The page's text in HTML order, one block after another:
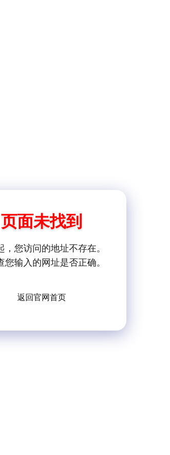
页面未找到
，您访问的地址不存在。
您输入的网址是否正确。
返回官网首页